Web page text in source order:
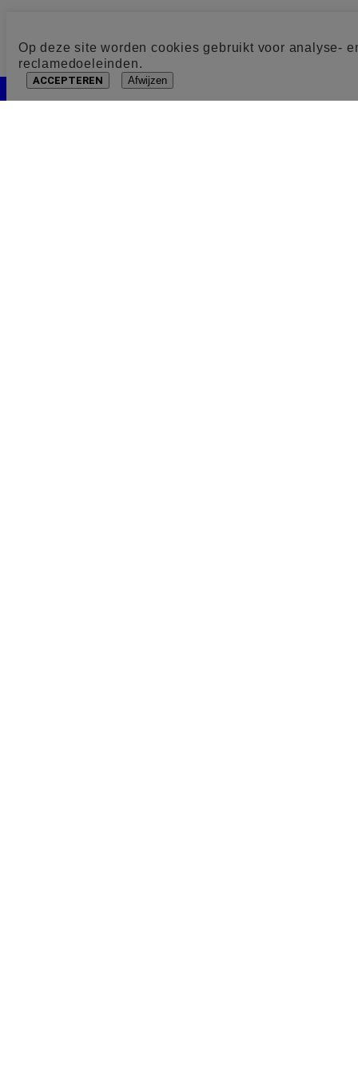
Op deze site worden cookies gebruikt voor analyse-
reclamedoeleinden.
ACCEPTEREN Afwijzen
Cookie toestemming